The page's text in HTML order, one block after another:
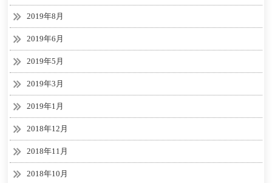
2019年8月
2019年6月
2019年5月
2019年3月
2019年1月
2018年12月
2018年11月
2018年10月